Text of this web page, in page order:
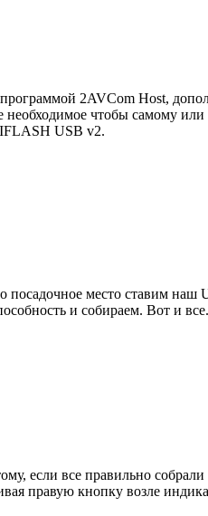
2AVCom Host,
необходимое чтобы самому
USB v2.
посадочное место ставим
и собираем. Вот и все.
если все правильно
правую кнопку возле